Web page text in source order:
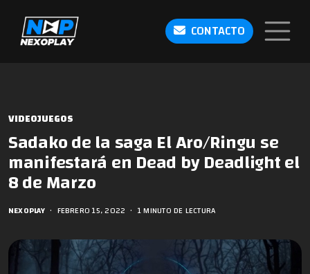
CONTACTO
VIDEOJUEGOS
Sadako de la saga El Aro/Ringu se
manifestará en Dead by Deadlight el
8 de Marzo
NEXOPLAY • FEBRERO 15, 2022 • 1 MINUTO DE LECTURA